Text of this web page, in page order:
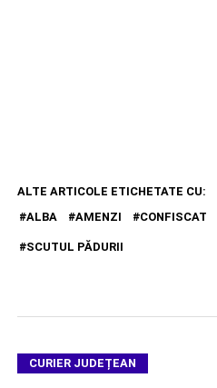
ALTE ARTICOLE ETICHETATE CU:
ALBA
AMENZI CONFISCAT
SCUTUL PĂDURII
CURIER JUDEȚEAN